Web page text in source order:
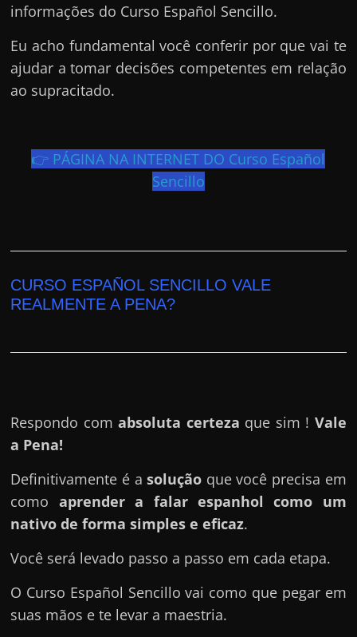
á
n
h
a
d
h
r
o
n
a
n
t
informações do Curso Español Sencillo.
Eu acho fundamental você conferir por que vai te
ajudar a tomar decisões competentes em relação
ao supracitado.
👉 PÁGINA NA INTERNET DO Curso Español
Sencillo
CURSO ESPAÑOL SENCILLO VALE
REALMENTE A PENA?
Respondo comabsoluta certeza que sim ! Vale
a Pena!
Definitivamente é asolução que você precisa em
como aprender a falar espanhol como um
nativo de forma simples e eficaz.
Você será levado passo a passo em cada etapa.
O Curso Español Sencillo vai como que pegar em
suas mãos e te levar a maestria.